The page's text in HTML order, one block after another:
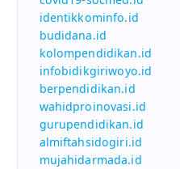
identikkominfo.id
budidana.id
kolompendidikan.id
infobidikgiriwoyo.id
berpendidikan.id
wahidproinovasi.id
gurupendidikan.id
almiftahsidogiri.id
mujahidarmada.id